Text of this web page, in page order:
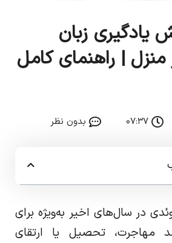
یادگیری زبان
| راهنمای کامل
۰۷:۳۷ بدون نظر
در سال‌های اخیر به‌ویژه برای
مهاجرت، تحصیل یا ارتقای